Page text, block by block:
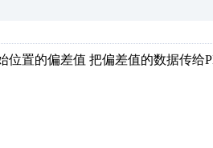
位置的偏差值 把偏差值的数据传